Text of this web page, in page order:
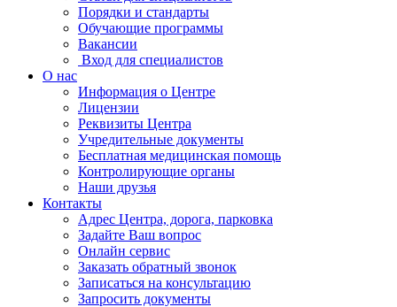
Порядки и стандарты
Обучающие программы
Вакансии
Вход для специалистов
О нас
Информация о Центре
Лицензии
Реквизиты Центра
Учредительные документы
Бесплатная медицинская помощь
Контролирующие органы
Наши друзья
Контакты
Адрес Центра, дорога, парковка
Задайте Ваш вопрос
Онлайн сервис
Заказать обратный звонок
Записаться на консультацию
Запросить документы